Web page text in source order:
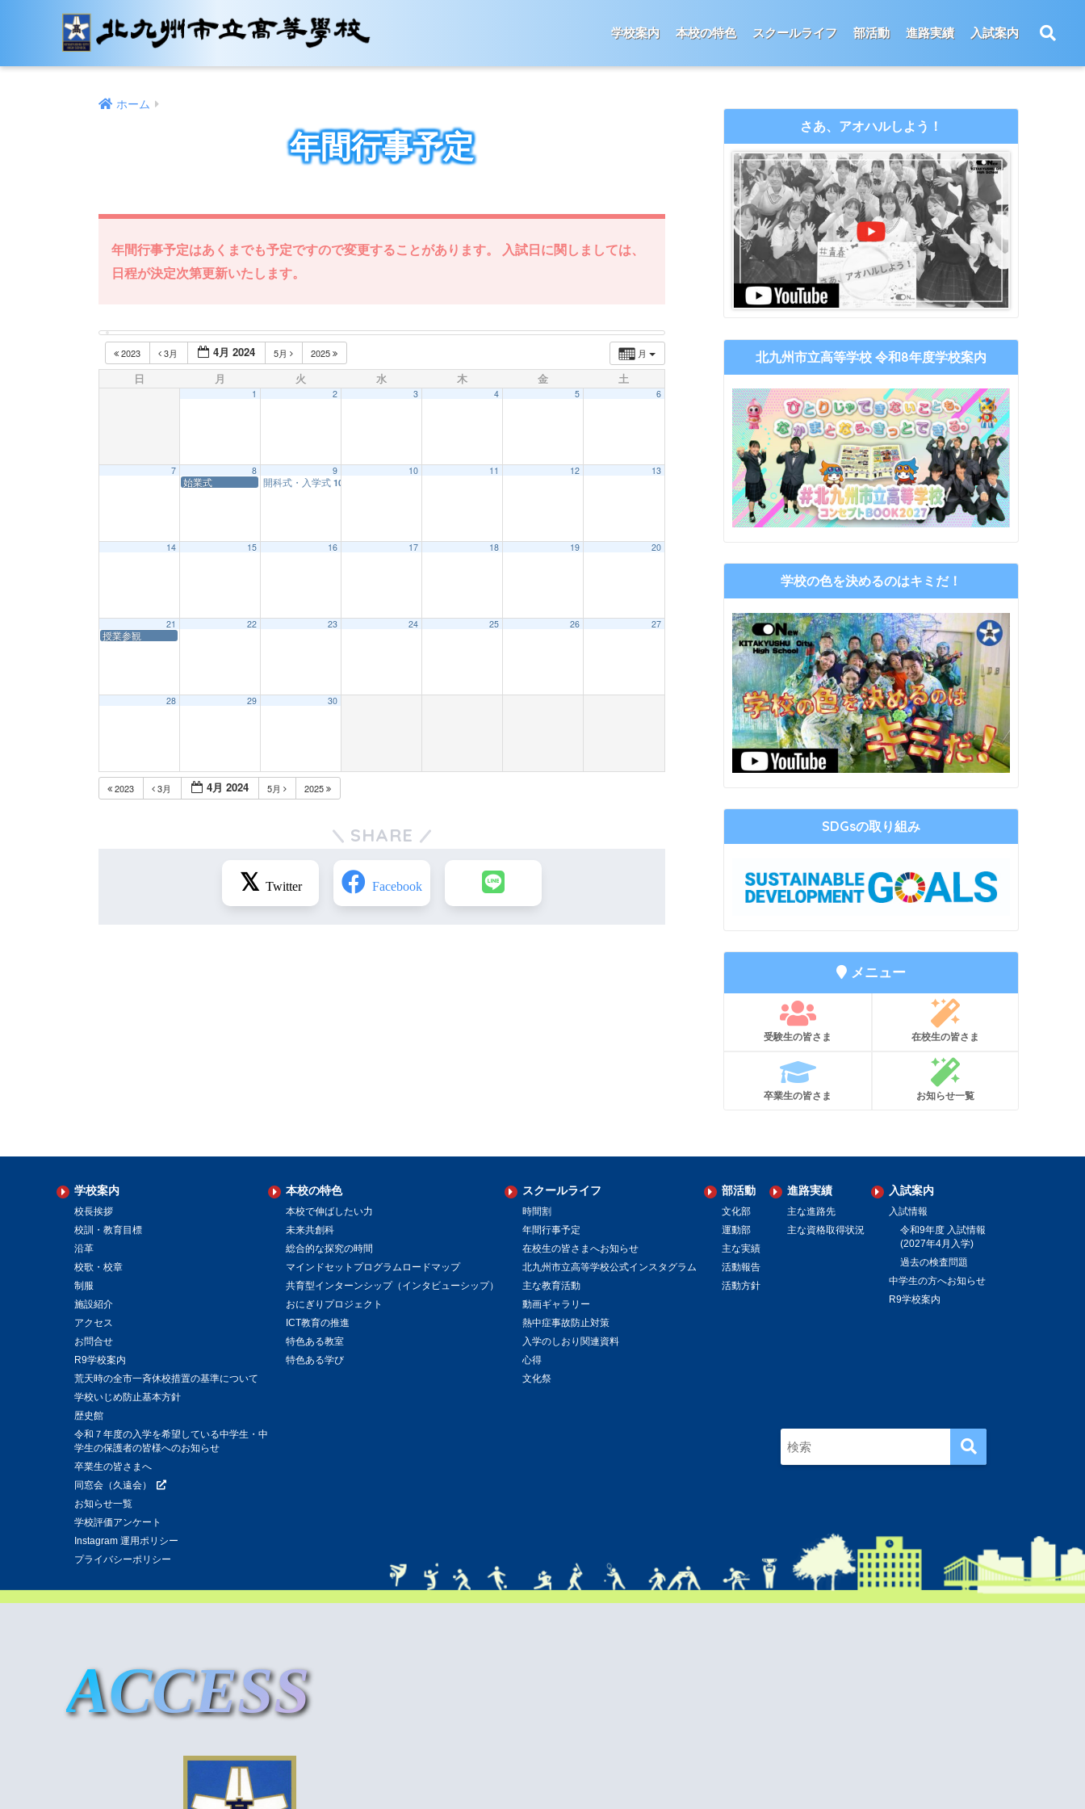
学校案内 本校の特色 スクールライフ 部活動 進路実績 入試案内
ホーム
年間行事予定
年間行事予定はあくまでも予定ですので変更することがあります。 入試日に関しましては、
日程が決定次第更新いたします。
月
2023 3月 4月 2024 5月 2025
日 月 火 水 木 金 土
1 2 3 4 5 6
7 8
始業式
9
開科式・入学式 10:00 AM
10 11 12 13
14 15 16 17 18 19 20
21
授業参観
22 23 24 25 26 27
28 29 30
2023 3月 4月 2024 5月 2025
SHARE
さあ、アオハルしよう！
北九州市立高等学校 令和8年度学校案内
学校の色を決めるのはキミだ！
SDGsの取り組み
メニュー
受験生の皆さま 在校生の皆さま
卒業生の皆さま お知らせ一覧
学校案内
校長挨拶
校訓・教育目標
沿革
校歌・校章
制服
施設紹介
アクセス
お問合せ
R9学校案内
荒天時の全市一斉休校措置の基準について
学校いじめ防止基本方針
歴史館
令和７年度の入学を希望している中学生・中
学生の保護者の皆様へのお知らせ
卒業生の皆さまへ
同窓会（久遠会）
お知らせ一覧
学校評価アンケート
Instagram 運用ポリシー
プライバシーポリシー
本校の特色
本校で伸ばしたい力
未来共創科
総合的な探究の時間
マインドセットプログラムロードマップ
共育型インターンシップ（インタビューシップ）
おにぎりプロジェクト
ICT教育の推進
特色ある教室
特色ある学び
スクールライフ
時間割
年間行事予定
在校生の皆さまへお知らせ
北九州市立高等学校公式インスタグラム
主な教育活動
動画ギャラリー
熱中症事故防止対策
入学のしおり関連資料
心得
文化祭
部活動
文化部
運動部
主な実績
活動報告
活動方針
進路実績
主な進路先
主な資格取得状況
入試案内
入試情報
令和9年度 入試情報
(2027年4月入学)
過去の検査問題
中学生の方へお知らせ
R9学校案内
ACCESS